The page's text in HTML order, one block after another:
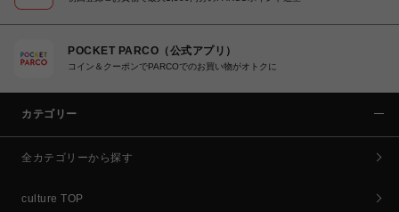
POCKET PARCO（公式アプリ）
コイン＆クーポンでPARCOでのお買い物がオトクに
カテゴリー
全カテゴリーから探す
culture TOP